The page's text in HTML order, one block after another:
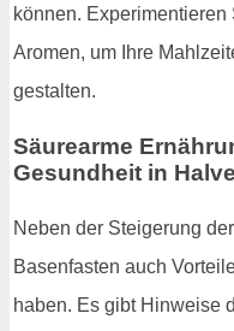
können.
Aromen, um Ihre
gestalten.
Säurearme
Gesundheit in
Neben der Steigerung
Basenfasten auch
haben. Es gibt Hinweise